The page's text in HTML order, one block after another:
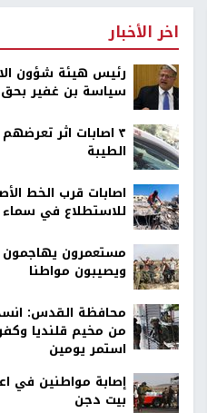
اخر الأخبار
رئيس هيئة شؤون
سياسة بن غفير بحق
٣ اصابات اثر
الطيبة
اصابات قرب الخط
للاستطلاع في
مستعمرون يهاجمون
ويصيبون مواطنا
محافظة القدس:
من مخيم قلنديا
استمر يومين
إصابة مواطنين في
بيت دجن